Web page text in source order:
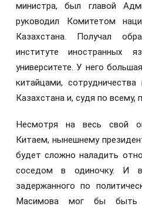
министра, был главой
руководил Комитетом
Казахстана. Получал
институте иностранных
университете. У него
китайцами,
Казахстана и, судя по всему,
Несмотря на весь свой
Китаем, нынешнему
будет сложно наладить
соседом в одиночку. И
задержанного по
Масимова мог бы быть